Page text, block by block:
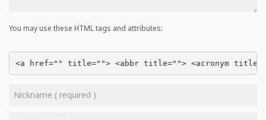
You may use these HTML tags and attributes:
<a href="" title=""> <abbr title=""> <acronym